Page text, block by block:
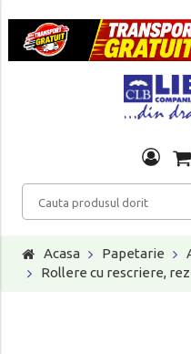
Acasa Papetarie
Rollere cu rescriere,